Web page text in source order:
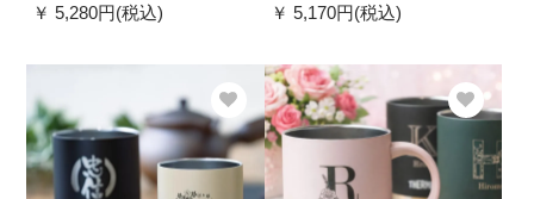
5,280円(税込) 5,170円(税込)